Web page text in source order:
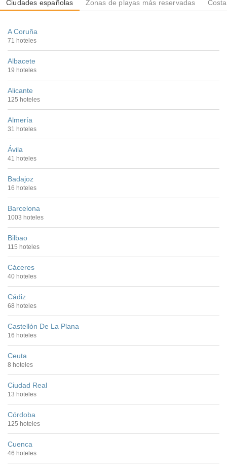
Ciudades españolas Zonas de playas más reservadas
A Coruña
71 hoteles
Albacete
19 hoteles
Alicante
125 hoteles
Almería
31 hoteles
Ávila
41 hoteles
Badajoz
16 hoteles
Barcelona
1003 hoteles
Bilbao
115 hoteles
Cáceres
40 hoteles
Cádiz
68 hoteles
Castellón De La Plana
16 hoteles
Ceuta
8 hoteles
Ciudad Real
13 hoteles
Córdoba
125 hoteles
Cuenca
46 hoteles